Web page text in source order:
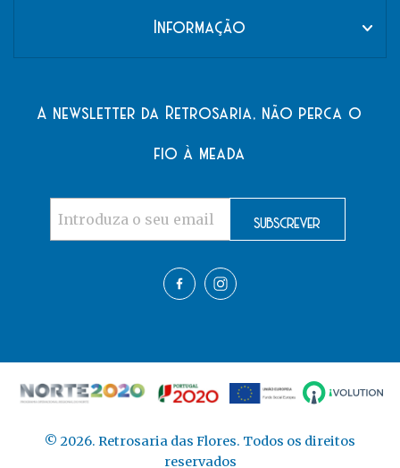
Informação
A newsletter da Retrosaria, não perca o
fio à meada
© 2026. Retrosaria das Flores. Todos os direitos
reservados